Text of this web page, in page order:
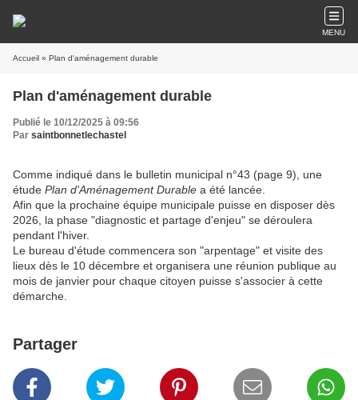
MENU
Accueil » Plan d'aménagement durable
Plan d'aménagement durable
Publié le 10/12/2025 à 09:56
Par saintbonnetlechastel
Comme indiqué dans le bulletin municipal n°43 (page 9), une
étude Plan d'Aménagement Durable a été lancée.
Afin que la prochaine équipe municipale puisse en disposer dès
2026, la phase "diagnostic et partage d'enjeu" se déroulera
pendant l'hiver.
Le bureau d'étude commencera son "arpentage" et visite des
lieux dès le 10 décembre et organisera une réunion publique au
mois de janvier pour chaque citoyen puisse s'associer à cette
démarche.
Partager